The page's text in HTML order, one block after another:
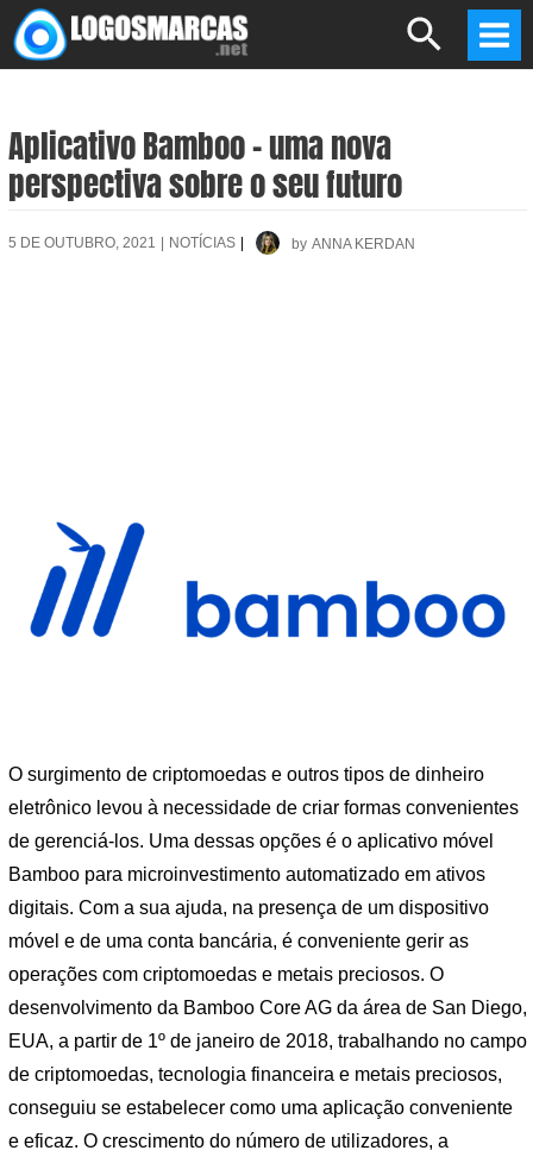
Skip
to
Search
Aplicativo Bamboo – uma nova
perspectiva sobre o seu futuro
5 DE OUTUBRO, 2021 NOTÍCIAS by ANNA KERDAN
O surgimento de criptomoedas e outros tipos de dinheiro
eletrônico levou à necessidade de criar formas convenientes
de gerenciá-los. Uma dessas opções é o aplicativo móvel
Bamboo para microinvestimento automatizado em ativos
digitais. Com a sua ajuda, na presença de um dispositivo
móvel e de uma conta bancária, é conveniente gerir as
operações com criptomoedas e metais preciosos. O
desenvolvimento da Bamboo Core AG da área de San Diego,
EUA, a partir de 1º de janeiro de 2018, trabalhando no campo
de criptomoedas, tecnologia financeira e metais preciosos,
conseguiu se estabelecer como uma aplicação conveniente
e eficaz. O crescimento do número de utilizadores, a